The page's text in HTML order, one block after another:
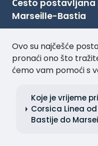
Često
Marseille-Bastia
Ovo su najčešće
pronaći ono što
ćemo vam pomoći s
Koje je vrijeme
Corsica Linea
Bastije do